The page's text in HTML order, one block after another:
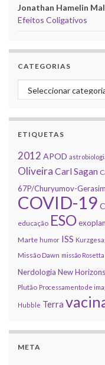
Jonathan Hamelin
Efeitos Coligativos
CATEGORIAS
Categorias
ETIQUETAS
2012 APOD
Oliveira Carl Sagan
67P/Churyumov-
COVID-19
educação ESO
Marte humor ISS
Missão Dawn missão Rosetta
Nerdologia New Horizons
Plutão Processamento de
Hubble Terra
META